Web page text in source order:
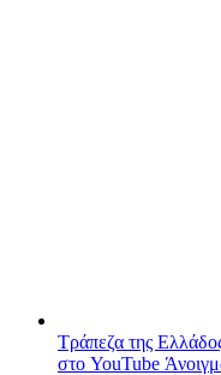
Τράπεζα της
στο YouTube